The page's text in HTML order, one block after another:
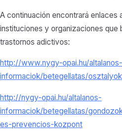
A continuación encontrará enlaces
instituciones y organizaciones que
trastornos adictivos:
http://www.nygy-opai.hu/altalanos-
informaciok/betegellatas/
http://nygy-opai.hu/altalanos-
informaciok/betegellatas/
es-prevencios-kozpont